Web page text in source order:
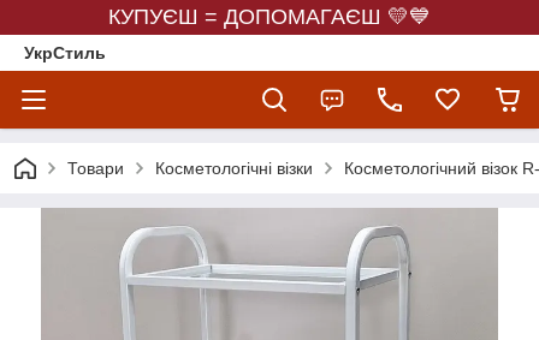
КУПУЄШ = ДОПОМАГАЄШ 💛💙
УкрСтиль
Товари Косметологічні візки Косметологічний візок